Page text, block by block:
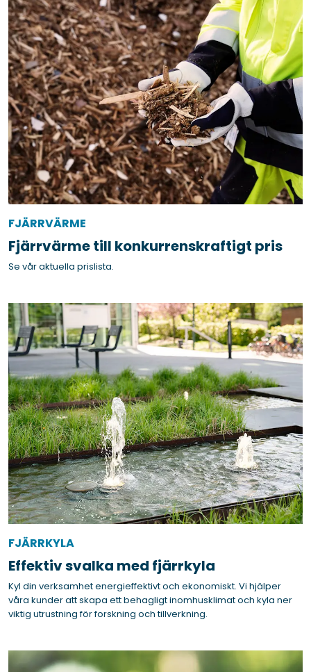
FJÄRRVÄRME
Fjärrvärme till konkurrenskraftigt pris
Se vår aktuella prislista.
FJÄRRKYLA
Effektiv svalka med fjärrkyla
Kyl din verksamhet energieffektivt och ekonomiskt. Vi hjälper
våra kunder att skapa ett behagligt inomhusklimat och kyla ner
viktig utrustning för forskning och tillverkning.